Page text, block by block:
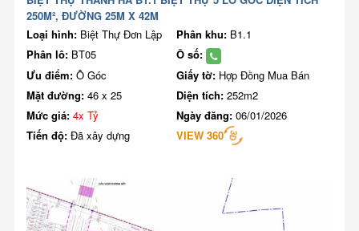
250M², ĐƯỜNG 25M X 42M
Loại hình: Biệt Thự Đơn Lập Phân khu: B1.1
Phân lô: BT05
Ô số:
Ưu điểm: Ô Góc Giấy tờ: Hợp Đồng Mua Bán
Mặt đường: 46 x 25 Diện tích: 252m2
Mức giá: 4x Tỷ Ngày đăng: 06/01/2026
Tiến độ: Đã xây dựng VIEW 360